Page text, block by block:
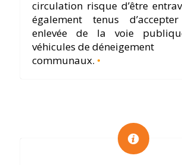
circulation risque d’être
également tenus
enlevée de la voie
véhicules de déneigement
communaux. •